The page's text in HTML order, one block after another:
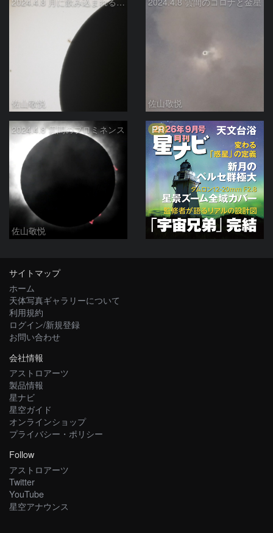
佐山敬悦 佐山敬悦
2024.4.8 雲間のプロミネンス
佐山敬悦
PR
サイトマップ
ホーム
天体写真ギャラリーについて
利用規約
ログイン/新規登録
お問い合わせ
会社情報
アストロアーツ
製品情報
星ナビ
星空ガイド
オンラインショップ
プライバシー・ポリシー
Follow
アストロアーツ
Twitter
YouTube
星空アナウンス